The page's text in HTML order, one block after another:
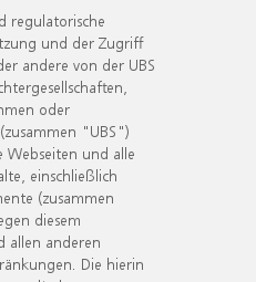
regulatorische
und der Zugriff
andere von der UBS
oder
"UBS")
Webseiten und alle
einschließlich
(zusammen
diesem
allen anderen
Die hierin